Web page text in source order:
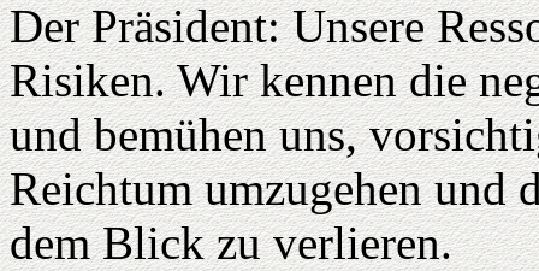
Der Präsident: Unsere
Risiken. Wir kennen die
und bemühen uns,
Reichtum umzugehen und
dem Blick zu verlieren.